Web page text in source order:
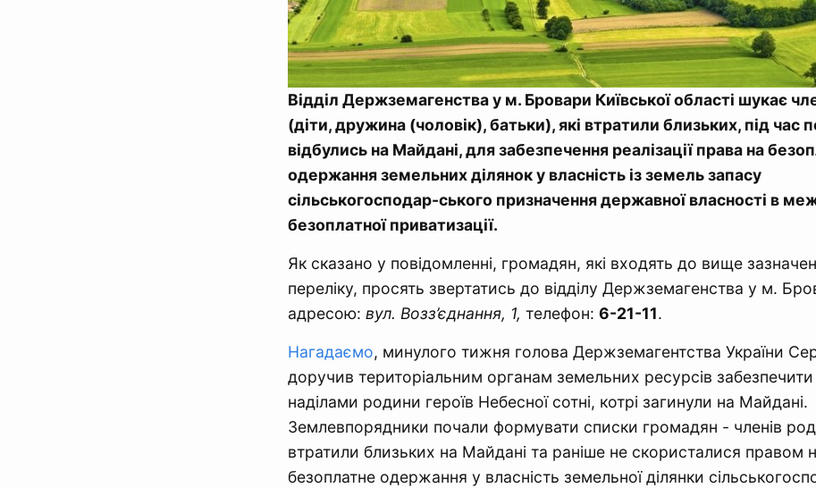
Відділ Держземагенства у м. Бровари Київської області шукає
(діти, дружина (чоловік), батьки), які втратили близьких, під час
відбулись на Майдані, для забезпечення реалізації права на
одержання земельних ділянок у власність із земель запасу
сільськогосподар-ського призначення державної власності в
безоплатної приватизації.
Як сказано у повідомленні, громадян, які входять до вище
переліку, просять звертатись до відділу Держземагенства у м.
адресою: вул. Возз’єднання, 1, телефон: 6-21-11.
Нагадаємо, минулого тижня голова Держземагентства України
доручив територіальним органам земельних ресурсів
наділами родини героїв Небесної сотні, котрі загинули на Майдані.
Землевпорядники почали формувати списки громадян - членів
втратили близьких на Майдані та раніше не скористалися правом
безоплатне одержання у власність земельної ділянки